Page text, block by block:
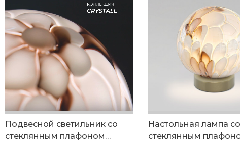
Подвесной светильник со
стеклянным плафоном
Настольная лампа со
стеклянным